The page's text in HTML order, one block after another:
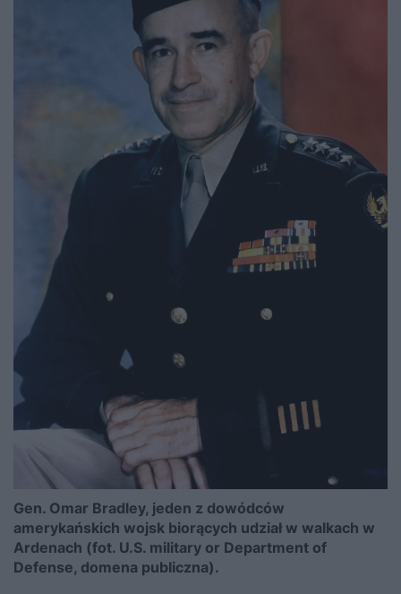
Gen. Omar Bradley, jeden z dowódców
amerykańskich wojsk biorących udział w walkach w
Ardenach (fot. U.S. military or Department of
Defense, domena publiczna).